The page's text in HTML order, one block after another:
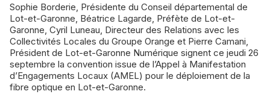
Sophie Borderie, Présidente du Conseil départemental de
Lot-et-Garonne, Béatrice Lagarde, Préfète de Lot-et-
Garonne, Cyril Luneau, Directeur des Relations avec les
Collectivités Locales du Groupe Orange et Pierre Camani,
Président de Lot-et-Garonne Numérique signent ce jeudi 26
septembre la convention issue de l’Appel à Manifestation
d’Engagements Locaux (AMEL) pour le déploiement de la
fibre optique en Lot-et-Garonne.